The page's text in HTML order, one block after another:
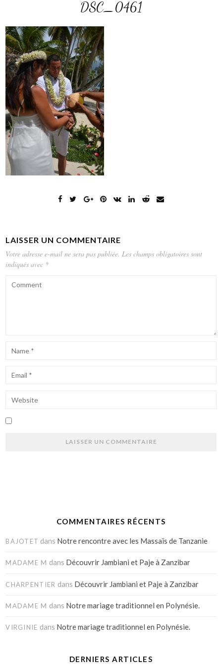
DSC_0461
LAISSER UN COMMENTAIRE
Votre adresse e-mail ne sera pas publiée. Les champs obligatoires sont
indiqués avec *
COMMENTAIRES RÉCENTS
BAJOTET dans Notre rencontre avec les Massaïs de Tanzanie
MADAME M dans Découvrir Jambiani et Paje à Zanzibar
CHARPENTIER dans Découvrir Jambiani et Paje à Zanzibar
MADAME M dans Notre mariage traditionnel en Polynésie.
VIRGINIE dans Notre mariage traditionnel en Polynésie.
DERNIERS ARTICLES